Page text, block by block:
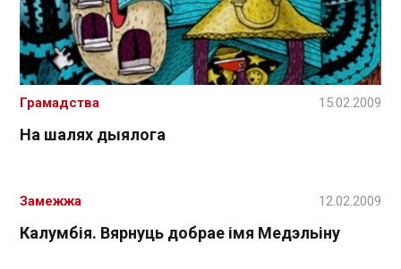
На шалях дыялога
Грамадства 15.02.2009
Калумбія. Вярнуць добрае імя Медэльіну
Замежжа 12.02.2009